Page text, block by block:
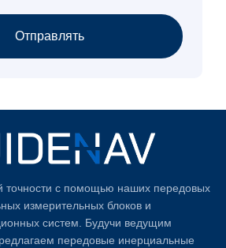
Отправлять
точности с помощью наших передовых
измерительных блоков и
систем. Будучи ведущим
передовые инерциальные